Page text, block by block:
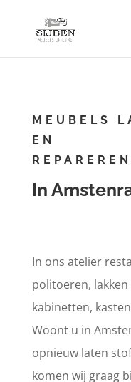
MEUBELS
EN
In
In ons atelier
politoeren,
kabinetten,
Woont u in
opnieuw laten
komen wij graag